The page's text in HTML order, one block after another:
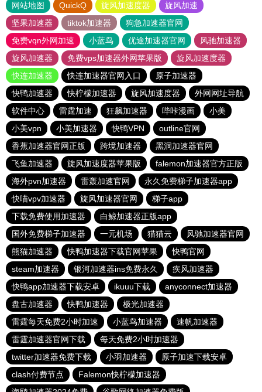
网站地图 QuickQ 旋风加速度器
旋风加速
坚果加速器
tiktok加速器
狗急加速器官网
免费vqn外网加速
小蓝鸟 优途加速器官网
风驰加速器
旋风加速器
免费vps加速器外网苹果版
旋风加速度器
快连加速器
快连加速器官网入口
原子加速器
快鸭加速器
快柠檬加速器 旋风加速度器
外网网址导航
软件中心
雷霆加速 狂飙加速器 哔咔漫画
小美
小美vpn
小美加速器 快鸭VPN
outline官网
香蕉加速器官网正版
跨境加速器
黑洞加速器官网
飞鱼加速器
旋风加速度器苹果版
falemon加速器官方正版
海外pvn加速器
雷轰加速官网
永久免费梯子加速器app
快喵vpv加速器
旋风加速器官网
梯子app
下载免费使用加速器
白鲸加速器正版app
国外免费梯子加速器
一元机场 猫猫云
风驰加速器官网
熊猫加速器
快鸭加速器下载官网苹果
快鸭官网
steam加速器
银河加速器ins免费永久
疾风加速器
快鸭app加速器下载安卓
ikuuu下载
anyconnect加速器
盘古加速器
快鸭加速器
极光加速器
雷霆每天免费2小时加速
小蓝鸟加速器
速帆加速器
雷霆加速器官网下载
每天免费2小时加速器
twitter加速器免费下载
小羽加速器
原子加速下载安卓
clash付费节点
Falemon快柠檬加速器